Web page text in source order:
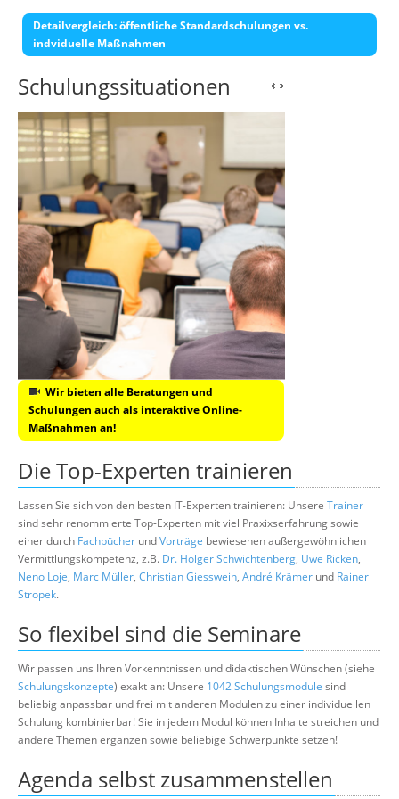
Detailvergleich: öffentliche Standardschulungen vs.
indviduelle Maßnahmen
Schulungssituationen
Wir bieten alle Beratungen und
Schulungen auch als interaktive Online-
Maßnahmen an!
Die Top-Experten trainieren
Lassen Sie sich von den besten IT-Experten trainieren: Unsere Trainer
sind sehr renommierte Top-Experten mit viel Praxixserfahrung sowie
einer durch Fachbücher undVorträge bewiesenen außergewöhnlichen
Vermittlungskompetenz, z.B. Dr. Holger Schwichtenberg, Uwe Ricken,
Neno Loje, Marc Müller, Christian Giesswein, André Krämer und Rainer
Stropek.
So flexibel sind die Seminare
Wir passen uns Ihren Vorkenntnissen und didaktischen Wünschen (siehe
Schulungskonzepte) exakt an: Unsere 1042 Schulungsmodule sind
beliebig anpassbar und frei mit anderen Modulen zu einer individuellen
Schulung kombinierbar! Sie in jedem Modul können Inhalte streichen und
andere Themen ergänzen sowie beliebige Schwerpunkte setzen!
Agenda selbst zusammenstellen